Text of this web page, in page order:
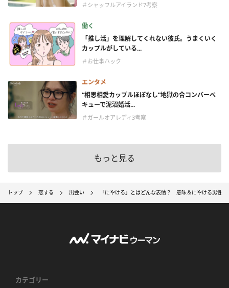
＃シャッフルアイランド7考察
働く
「推し活」を理解してくれない彼氏。うまくいく
カップルがしている...
＃お仕事ハック
エンタメ
“相思相愛カップルほぼなし”地獄の合コンバーベ
キューで泥沼婚活...
＃ガールオアレディ3考察
もっと見る
トップ 恋する 出会い 「にやける」とはどんな表情？ 意味＆にやける男性心
カテゴリー